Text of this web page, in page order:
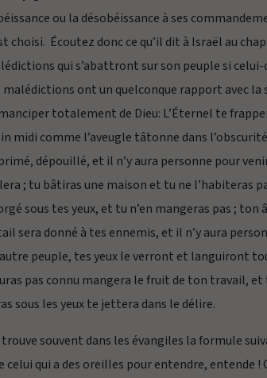
ou la désobéissance à ses
choisi. Écoutez donc ce qu’il dit à Israël au
qui s’abattront sur son peuple si
malédictions ont un quelconque rapport avec
totalement de Dieu: L’Éternel te
midi comme l’aveugle tâtonne dans
dépouillé, et il n’y aura personne pour
; tu bâtiras une maison et tu ne l’habiteras
sous tes yeux, et tu n’en mangeras pas ;
sera donné à tes ennemis, et il n’y aura
peuple, tes yeux le verront et languiront
pas connu mangera le fruit de ton travail,
sous les yeux te jettera dans le délire.
trouve souvent dans les évangiles la formule
celui qui a des oreilles pour entendre, entende !